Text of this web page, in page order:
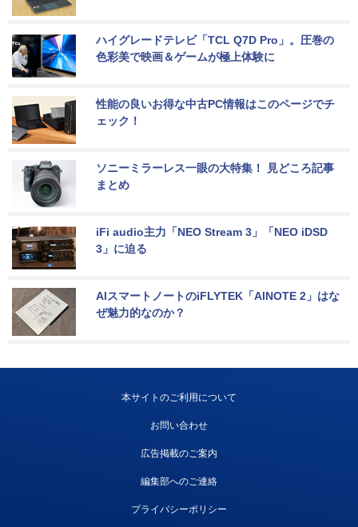
ハイグレードテレビ「TCL Q7D Pro」。圧巻の
色彩美で映画＆ゲームが極上体験に
性能の良いお得な中古PC情報はこのページでチ
ェック！
ソニーミラーレス一眼の大特集！ 見どころ記事
まとめ
iFi audio主力「NEO Stream 3」「NEO iDSD
3」に迫る
AIスマートノートのiFLYTEK「AINOTE 2」はな
ぜ魅力的なのか？
本サイトのご利用について
お問い合わせ
広告掲載のご案内
編集部へのご連絡
プライバシーポリシー